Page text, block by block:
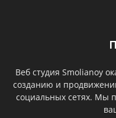
Веб студия Smolianoy
созданию и
социальных сетях. Мы